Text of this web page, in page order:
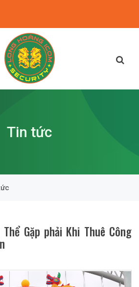
Tin tức
Gặp phải Khi Thuê Công